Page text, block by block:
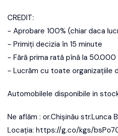
CREDIT:
- Aprobare 100% (chiar daca
- Primiți decizia în 15 minute
- Fără prima rată pînă la
- Lucrăm cu toate organizațiile
Automobilele disponibile in
Ne aflăm : or.Chișinău str.Lunca
Locația: https://g.co/kgs/